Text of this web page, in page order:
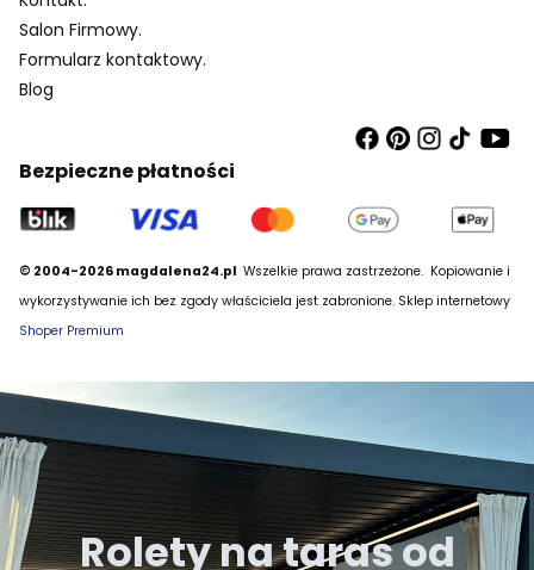
Salon Firmowy.
Formularz kontaktowy.
Blog
Bezpieczne płatności
© 2004-2026 magdalena24.pl Wszelkie prawa zastrzeżone. Kopiowanie i
wykorzystywanie ich bez zgody właściciela jest zabronione. Sklep internetowy
Shoper Premium
Rolety na taras od